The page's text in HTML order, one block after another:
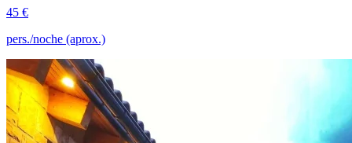
45 €
pers./noche (aprox.)